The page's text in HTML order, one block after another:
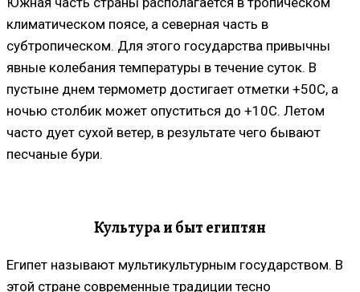
климатическом поясе, а северная часть в
субтропическом. Для этого государства привычны
явные колебания температуры в течение суток. В
пустыне днем термометр достигает отметки +50С, а
ночью столбик может опуститься до +10С. Летом
часто дует сухой ветер, в результате чего бывают
песчаные бури.
Культура и быт египтян
Египет называют мультикультурным государством. В
этой стране современные традиции тесно